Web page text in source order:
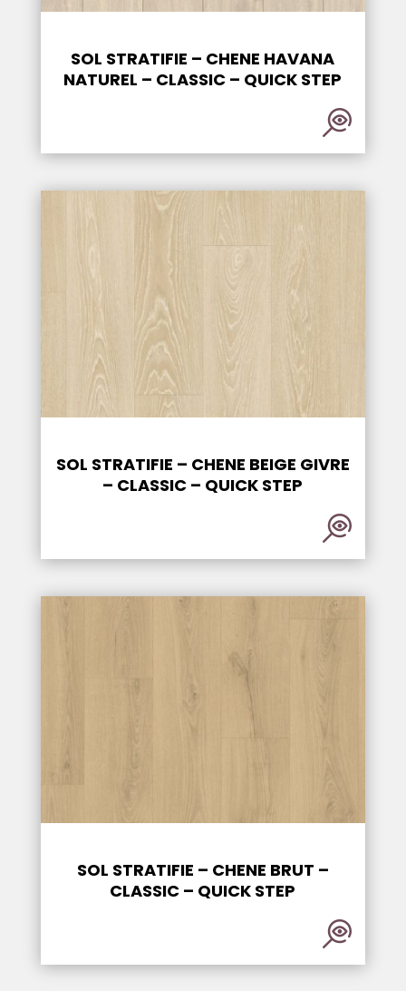
SOL STRATIFIE – CHENE HAVANA
NATUREL – CLASSIC – QUICK STEP
SOL STRATIFIE – CHENE BEIGE GIVRE
– CLASSIC – QUICK STEP
SOL STRATIFIE – CHENE BRUT –
CLASSIC – QUICK STEP